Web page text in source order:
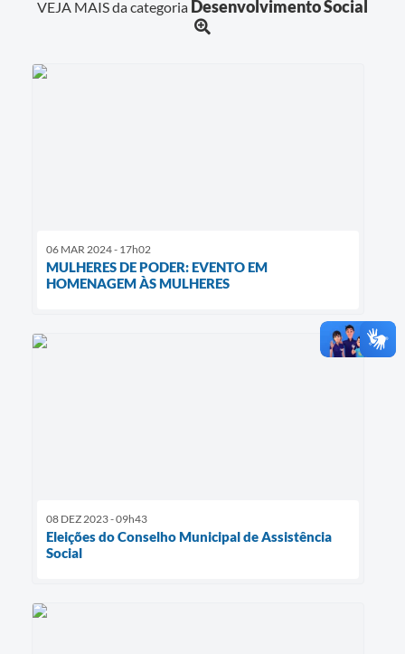
VEJA MAIS da categoria Desenvolvimento Social
06 MAR 2024 - 17h02
MULHERES DE PODER: EVENTO EM
HOMENAGEM ÀS MULHERES
08 DEZ 2023 - 09h43
Eleições do Conselho Municipal de Assistência
Social